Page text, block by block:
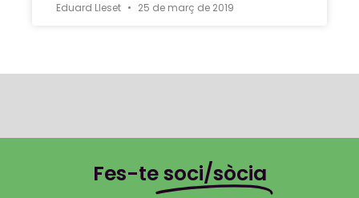
Eduard Lleset 25 de març de 2019
Fes-tesoci/sòcia